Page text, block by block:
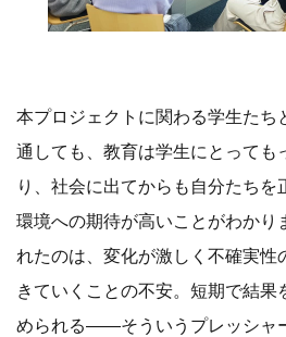
本プロジェクトに関わる学生たち
通しても、教育は学生にとっても
り、社会に出てからも自分たち
環境への期待が高いことがわかり
れたのは、変化が激しく不確実性
きていくことの不安。短期で結果
められる――そういうプレッシャ